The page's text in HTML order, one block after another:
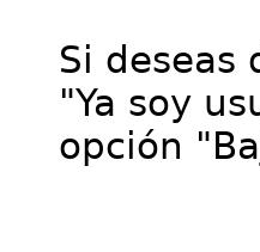
Si deseas
"Ya soy
opción